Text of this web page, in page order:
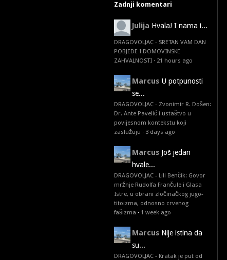
Zadnji komentari
Julija Hvala! I nama i...
DRAGOVOLJAC - SRETAN VAM DAN
POBJEDE I DOMOVINSKE
ZAHVALNOSTI · 21 hours ago
Marcus U potpunosti
se...
DRAGOVOLJAC - Zvonimir R. Došen:
Dr. Ante Pavelić i ustaštvo u
povijesnom kontekstu koji
zaslužuju · 3 days ago
Marcus Još jedan
hvale...
DRAGOVOLJAC - Lili Benčik: Govor
mržnje Rudolfa Frančule i Glasa
Istre, u obrani zločinačkog jugo-
titoizma, odnosno crvenog
fašizma · 1 week ago
Marcus Nije istina da
su...
DRAGOVOLJAC - Kratak je put od